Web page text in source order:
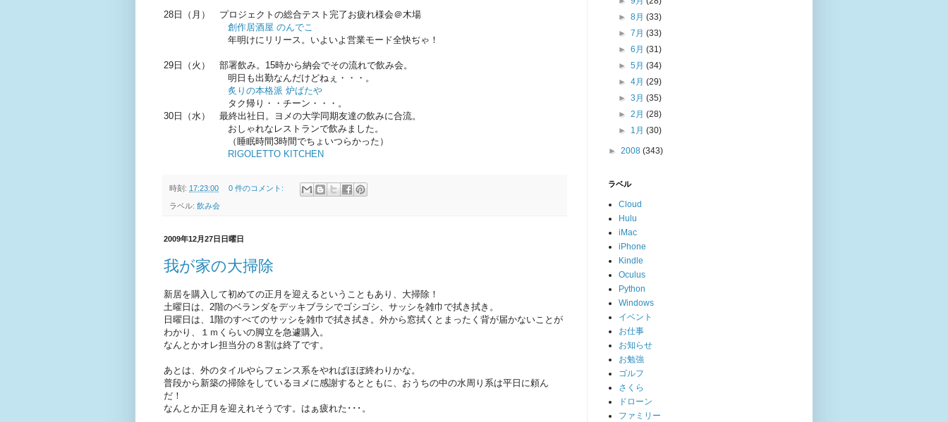
28日（月） プロジェクトの総合テスト完了お疲れ様会＠木場
創作居酒屋 のんでこ
年明けにリリース。いよいよ営業モード全快ぢゃ！
29日（火） 部署飲み。15時から納会でその流れで飲み会。
明日も出勤なんだけどねぇ・・・。
炙りの本格派 炉ばたや
タク帰り・・チーン・・・。
30日（水） 最終出社日。ヨメの大学同期友達の飲みに合流。
おしゃれなレストランで飲みました。
（睡眠時間3時間でちょいつらかった）
RIGOLETTO KITCHEN
時刻: 17:23:00 0 件のコメント:
ラベル: 飲み会
2009年12月27日日曜日
我が家の大掃除
新居を購入して初めての正月を迎えるということもあり、大掃除！
土曜日は、2階のベランダをデッキブラシでゴシゴシ、サッシを雑巾で拭き拭き。
日曜日は、1階のすべてのサッシを雑巾で拭き拭き。外から窓拭くとまったく背が届かないことが
わかり、１ｍくらいの脚立を急遽購入。
なんとかオレ担当分の８割は終了です。
あとは、外のタイルやらフェンス系をやればほぼ終わりかな。
普段から新築の掃除をしているヨメに感謝するとともに、おうちの中の水周り系は平日に頼ん
だ！
なんとか正月を迎えれそうです。はぁ疲れた･･･。
►8月(33)
►7月(33)
►6月(31)
►5月(34)
►4月(29)
►3月(35)
►2月(28)
► 1月(30)
► 2008 (343)
ラベル
Cloud
Hulu
iMac
iPhone
Kindle
Oculus
Python
Windows
イベント
お仕事
お知らせ
お勉強
ゴルフ
さくら
ドローン
ファミリー